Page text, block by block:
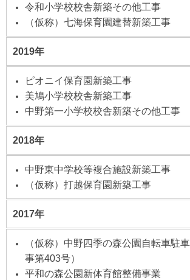
令和小学校校舎新築その他工事
（仮称）七海保育園建替新築工事
2019年
ピオニイ保育園新築工事
美鳩小学校校舎新築工事
中野第一小学校校舎新築その他工事
2018年
中野東中学校等複合施設新築工事
（仮称）打越保育園新築工事
2017年
（仮称）中野四季の森公園自転車駐
事第403号）
平和の森公園新体育館整備事業